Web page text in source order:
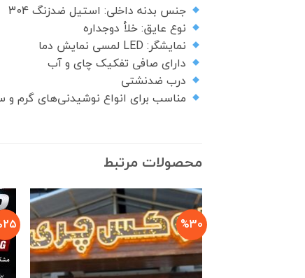
جنس بدنه داخلی: استیل ضدزنگ 304
نوع عایق: خلأ دوجداره
نمایشگر: LED لمسی نمایش دما
دارای صافی تفکیک چای و آب
درب ضدنشتی
مناسب برای انواع نوشیدنی‌های گرم و
محصولات مرتبط
%30